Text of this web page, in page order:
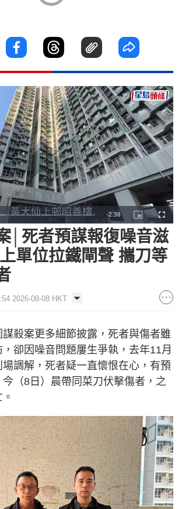
:
Remaining
Time
-2:38
Picture-
in-
Picture
│死者預謀報復噪音滋
單位拉鐵閘聲 攜刀等
2026-08-08 HKT
殺案更多細節披露，死者與傷者雖
卻因噪音問題屢生爭執，去年11月
調解，死者疑一直懷恨在心，有預
（8日）晨帶同菜刀伏擊傷者，之